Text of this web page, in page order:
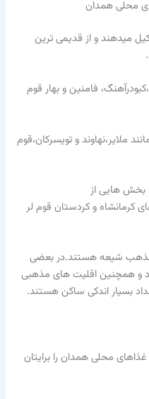
محلی همدان
میدهند و از قدیمی ترین
فامنین و بهار قوم
ملایر،نهاوند و تویسرکان،قوم
بخش هایی از
کرمانشاه و کردستان قوم لر
مذهب شیعه هستند.در بعضی
و همچنین اقلیت های مذهبی
بسیار اندکی ساکن هستند.
محلی همدان را برایتان